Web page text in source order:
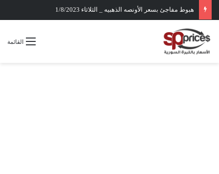
هبوط مفاجئ بسعر الأونصه الذهبيه _ الثلاثاء 1/8/2023
القائمة